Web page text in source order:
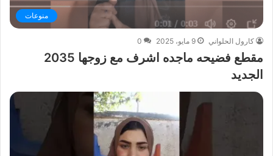
منوعات
كارول الحلواني 9 مايو، 2025 0
مقطع فضيحه ماجده اشرف مع زوجها 2035
الجديد